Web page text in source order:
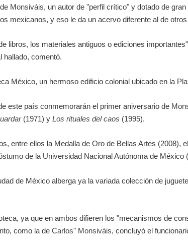
Monsiváis, un autor de "perfil crítico" y dotado de
mexicanos, y eso le da un acervo diferente al de
libros, los materiales antiguos o ediciones
hallado, comentó.
México, un hermoso edificio colonial ubicado en la
este país conmemorarán el primer aniversario de
(1971) yLos rituales del caos (1995).
entre ellos la Medalla de Oro de Bellas Artes (2008),
de la Universidad Nacional Autónoma de México
de México alberga ya la variada colección de
ya que en ambos difieren los "mecanismos de
como la deCarlos" Monsiváis, concluyó el